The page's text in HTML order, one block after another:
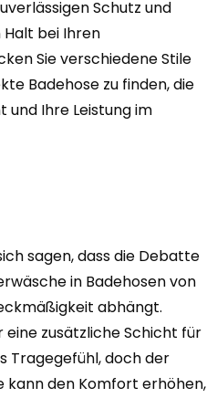
Schutz und
bei Ihren
Sie verschiedene Stile
Badehose zu finden, die
Ihre Leistung im
sagen, dass die Debatte
in Badehosen von
abhängt.
zusätzliche Schicht für
Tragegefühl, doch der
kann den Komfort erhöhen,